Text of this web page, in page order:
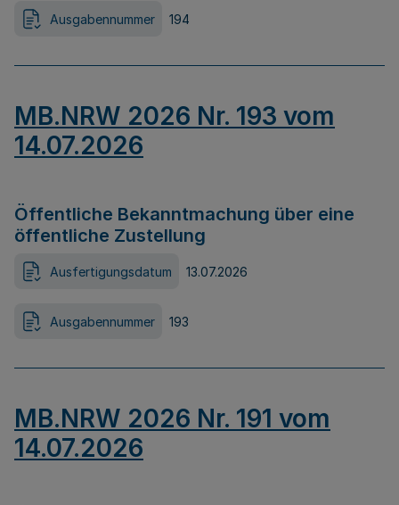
Ausgabennummer 194
MB.NRW 2026 Nr. 193 vom
14.07.2026
Öffentliche Bekanntmachung über eine
öffentliche Zustellung
Ausfertigungsdatum 13.07.2026
Ausgabennummer 193
MB.NRW 2026 Nr. 191 vom
14.07.2026